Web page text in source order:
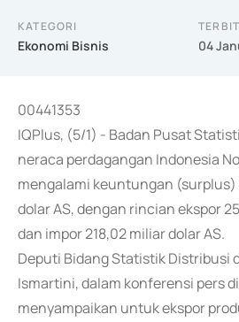
KATEGORI
Ekonomi Bisnis 04
00441353
IQPlus, (5/1) - Badan Pusat
neraca perdagangan Indonesia
mengalami keuntungan
dolar AS, dengan rincian ekspor
dan impor 218,02 miliar dolar AS.
Deputi Bidang Statistik Distribusi
Ismartini, dalam konferensi pers
menyampaikan untuk ekspor